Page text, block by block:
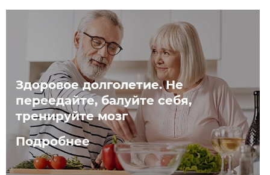
Здоровое долголетие. Не
переедайте, балуйте себя,
тренируйте мозг
Подробнее